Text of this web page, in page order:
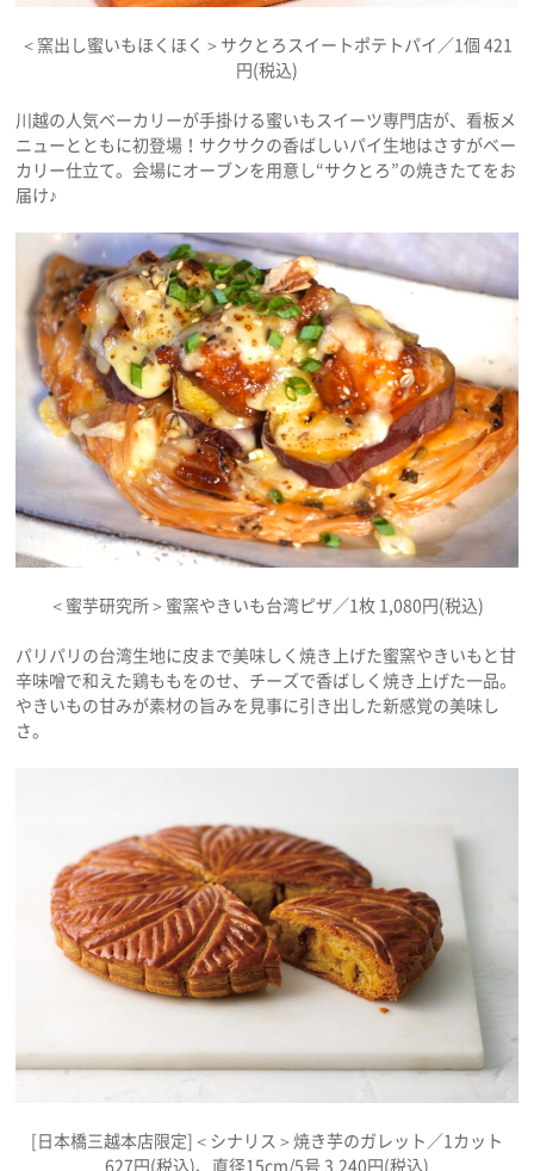
＜窯出し蜜いもほくほく＞サクとろスイートポテトパイ／1個 421
円(税込)
川越の人気ベーカリーが手掛ける蜜いもスイーツ専門店が、看板メ
ニューとともに初登場！サクサクの香ばしいパイ生地はさすがベー
カリー仕立て。会場にオーブンを用意し“サクとろ”の焼きたてをお
届け♪
＜蜜芋研究所＞蜜窯やきいも台湾ピザ／1枚 1,080円(税込)
パリパリの台湾生地に皮まで美味しく焼き上げた蜜窯やきいもと甘
辛味噌で和えた鶏ももをのせ、チーズで香ばしく焼き上げた一品。
やきいもの甘みが素材の旨みを見事に引き出した新感覚の美味し
さ。
[日本橋三越本店限定]＜シナリス＞焼き芋のガレット／1カット
627円(税込)、直径15cm/5号 3,240円(税込)